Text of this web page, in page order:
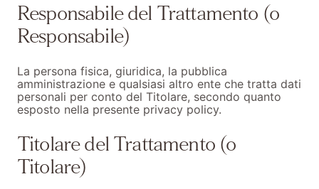
Responsabile del Trattamento (o
Responsabile)
La persona fisica, giuridica, la pubblica
amministrazione e qualsiasi altro ente che tratta dati
personali per conto del Titolare, secondo quanto
esposto nella presente privacy policy.
Titolare del Trattamento (o
Titolare)